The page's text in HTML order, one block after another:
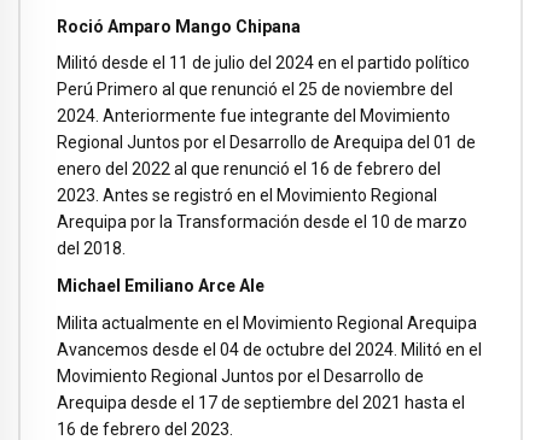
Roció Amparo Mango Chipana
Militó desde el 11 de julio del 2024 en el partido político
Perú Primero al que renunció el 25 de noviembre del
2024. Anteriormente fue integrante del Movimiento
Regional Juntos por el Desarrollo de Arequipa del 01 de
enero del 2022 al que renunció el 16 de febrero del
2023. Antes se registró en el Movimiento Regional
Arequipa por la Transformación desde el 10 de marzo
del 2018.
Michael Emiliano Arce Ale
Milita actualmente en el Movimiento Regional Arequipa
Avancemos desde el 04 de octubre del 2024. Militó en el
Movimiento Regional Juntos por el Desarrollo de
Arequipa desde el 17 de septiembre del 2021 hasta el
16 de febrero del 2023.